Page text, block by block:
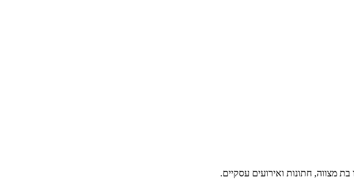
מצווה, חתונות ואירועים עסקיים.